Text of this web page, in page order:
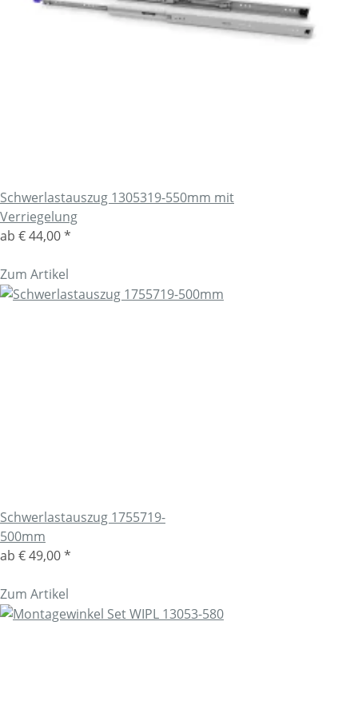
Schwerlastauszug 1305319-550mm mit
Verriegelung
ab € 44,00*
Zum Artikel
Schwerlastauszug 1755719-
500mm
ab € 49,00*
Zum Artikel